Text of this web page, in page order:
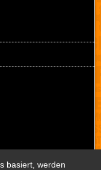
basiert, werden